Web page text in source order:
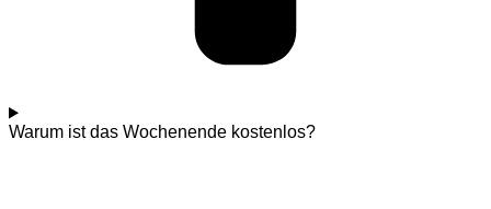
Warum ist das Wochenende kostenlos?